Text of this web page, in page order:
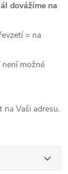
dovážíme na
= na
možné
na Vaši adresu.